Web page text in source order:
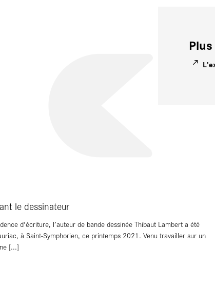
le dessinateur
d'écriture, l’auteur de bande dessinée Thibaut Lambert a été
à Saint-Symphorien, ce printemps 2021. Venu travailler sur un
[...]